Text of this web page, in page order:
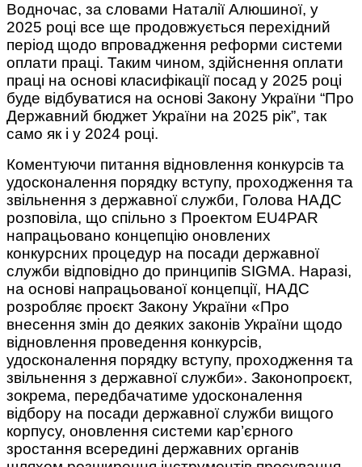
Водночас, за словами Наталії Алюшиної, у
2025 році все ще продовжується перехідний
період щодо впровадження реформи системи
оплати праці. Таким чином, здійснення оплати
праці на основі класифікації посад у 2025 році
буде відбуватися на основі Закону України “Про
Державний бюджет України на 2025 рік”, так
само як і у 2024 році.
Коментуючи питання відновлення конкурсів та
удосконалення порядку вступу, проходження та
звільнення з державної служби, Голова НАДС
розповіла, що спільно з Проектом EU4PAR
напрацьовано концепцію оновлених
конкурсних процедур на посади державної
служби відповідно до принципів SIGMA. Наразі,
на основі напрацьованої концепції, НАДС
розробляє проєкт Закону України «Про
внесення змін до деяких законів України щодо
відновлення проведення конкурсів,
удосконалення порядку вступу, проходження та
звільнення з державної служби». Законопроєкт,
зокрема, передбачатиме удосконалення
відбору на посади державної служби вищого
корпусу, оновлення системи кар’єрного
зростання всередині державних органів